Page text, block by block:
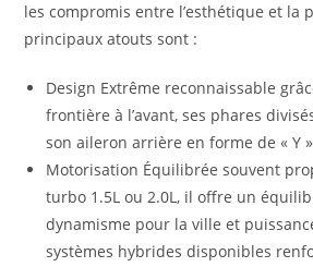
les compromis entre l’esthétique et la
principaux atouts sont :
Design Extrême reconnaissable
frontière à l’avant, ses phares
son aileron arrière en forme de « Y
Motorisation Équilibrée souvent
turbo 1.5L ou 2.0L, il offre un
dynamisme pour la ville et
systèmes hybrides disponibles